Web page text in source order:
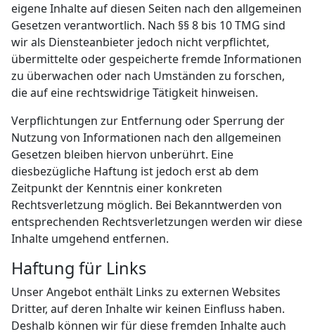
eigene Inhalte auf diesen Seiten nach den allgemeinen
Gesetzen verantwortlich. Nach §§ 8 bis 10 TMG sind
wir als Diensteanbieter jedoch nicht verpflichtet,
übermittelte oder gespeicherte fremde Informationen
zu überwachen oder nach Umständen zu forschen,
die auf eine rechtswidrige Tätigkeit hinweisen.
Verpflichtungen zur Entfernung oder Sperrung der
Nutzung von Informationen nach den allgemeinen
Gesetzen bleiben hiervon unberührt. Eine
diesbezügliche Haftung ist jedoch erst ab dem
Zeitpunkt der Kenntnis einer konkreten
Rechtsverletzung möglich. Bei Bekanntwerden von
entsprechenden Rechtsverletzungen werden wir diese
Inhalte umgehend entfernen.
Haftung für Links
Unser Angebot enthält Links zu externen Websites
Dritter, auf deren Inhalte wir keinen Einfluss haben.
Deshalb können wir für diese fremden Inhalte auch